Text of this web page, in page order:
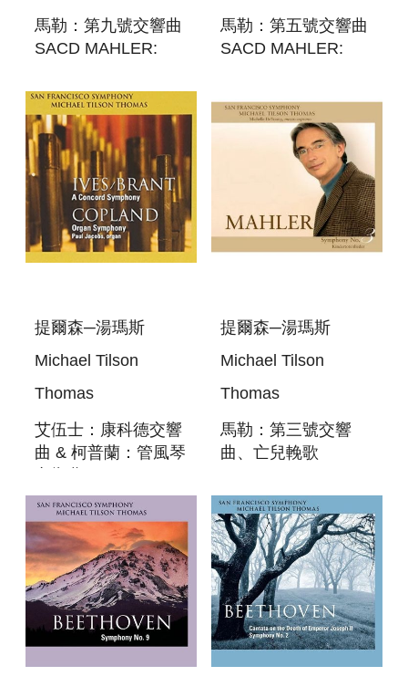
馬勒：第九號交響曲
SACD MAHLER:
馬勒：第五號交響曲
SACD MAHLER:
提爾森─湯瑪斯
Michael Tilson
Thomas
艾伍士：康科德交響
曲 & 柯普蘭：管風琴
IVES/BRANT: A
CONCORD
SYMPHONY &
COPLAND: ORGAN
SYMPHONY
提爾森─湯瑪斯
Michael Tilson
Thomas
馬勒：第三號交響
曲、亡兒輓歌
SYMPHONY NO. 3
&
KINDERTOTENLIEDER